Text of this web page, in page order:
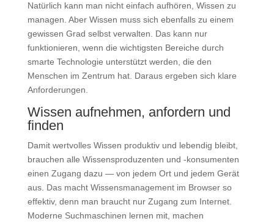
Natürlich kann man nicht einfach aufhören, Wissen zu
managen. Aber Wissen muss sich ebenfalls zu einem
gewissen Grad selbst verwalten. Das kann nur
funktionieren, wenn die wichtigsten Bereiche durch
smarte Technologie unterstützt werden, die den
Menschen im Zentrum hat. Daraus ergeben sich klare
Anforderungen.
Wissen aufnehmen, anfordern und
finden
Damit wertvolles Wissen produktiv und lebendig bleibt,
brauchen alle Wissensproduzenten und -konsumenten
einen Zugang dazu — von jedem Ort und jedem Gerät
aus. Das macht Wissensmanagement im Browser so
effektiv, denn man braucht nur Zugang zum Internet.
Moderne Suchmaschinen lernen mit, machen